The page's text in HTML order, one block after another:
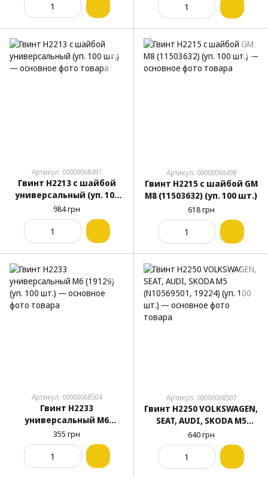
Артикул: 00000068497
Гвинт H2213 с шайбой
универсальный (уп. 100
шт.)
984 грн
Артикул: 00000068498
Гвинт H2215 с шайбой GM
M8 (11503632) (уп. 100 шт.)
618 грн
Артикул: 00000068504
Гвинт H2233
универсальный M6
(19129) (уп. 100 шт.)
355 грн
Артикул: 00000068507
Гвинт H2250 VOLKSWAGEN,
SEAT, AUDI, SKODA M5
(N10569501, 19224) (уп. 100
шт.)
640 грн